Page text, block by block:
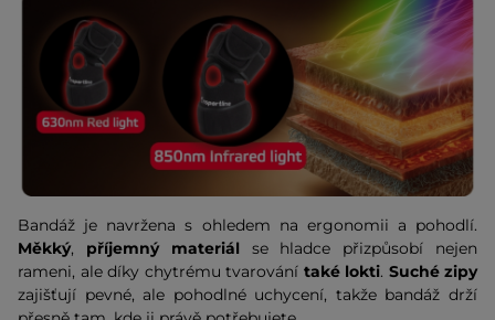
Bandáž je navržena s ohledem na ergonomii a pohodlí.
Měkký, příjemný materiál se hladce přizpůsobí nejen
rameni, ale díky chytrému tvarování také lokti. Suché zipy
zajišťují pevné, ale pohodlné uchycení, takže bandáž drží